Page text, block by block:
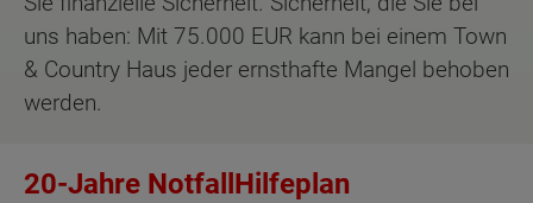
uns haben: Mit 75.000 EUR kann bei einem Town
& Country Haus jeder ernsthafte Mangel behoben
werden.
20-Jahre NotfallHilfeplan